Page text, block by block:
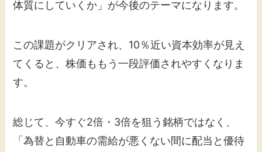
体質にしていくか」が今後のテーマになります。
この課題がクリアされ、10％近い資本効率が見え
てくると、株価ももう一段評価されやすくなりま
す。
総じて、今すぐ2倍・3倍を狙う銘柄ではなく、
「為替と自動車の需給が悪くない間に配当と優待